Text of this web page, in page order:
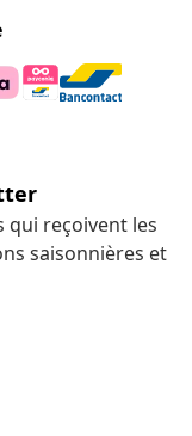
qui reçoivent les
saisonnières et